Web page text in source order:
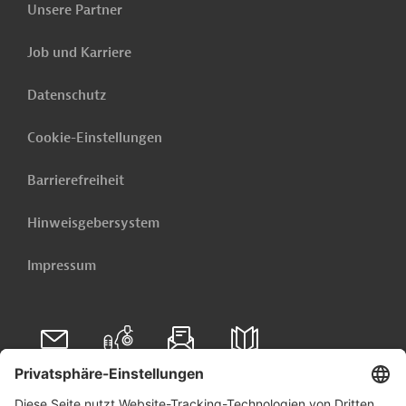
die neuesten öffentlichen Ausschreibungen und Projekte
Unsere Partner
Job und Karriere
Datenschutz
Cookie-Einstellungen
Barrierefreiheit
Hinweisgebersystem
Impressum